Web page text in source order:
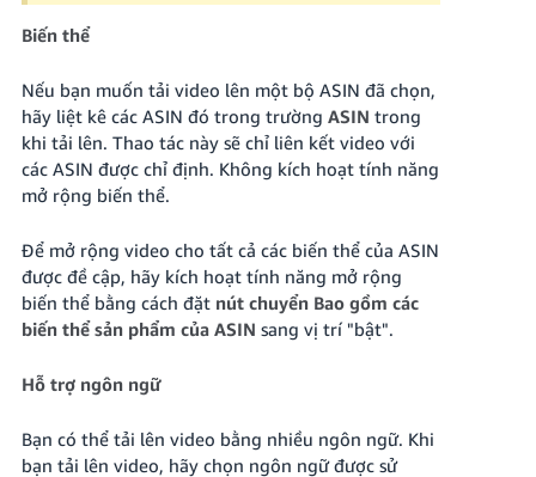
Biến thể
Nếu bạn muốn tải video lên một bộ ASIN đã chọn,
hãy liệt kê các ASIN đó trong trường ASIN trong
khi tải lên. Thao tác này sẽ chỉ liên kết video với
các ASIN được chỉ định. Không kích hoạt tính năng
mở rộng biến thể.
Để mở rộng video cho tất cả các biến thể của ASIN
được đề cập, hãy kích hoạt tính năng mở rộng
biến thể bằng cách đặt nút chuyển Bao gồm các
biến thể sản phẩm của ASIN sang vị trí "bật".
Hỗ trợ ngôn ngữ
Bạn có thể tải lên video bằng nhiều ngôn ngữ. Khi
bạn tải lên video, hãy chọn ngôn ngữ được sử